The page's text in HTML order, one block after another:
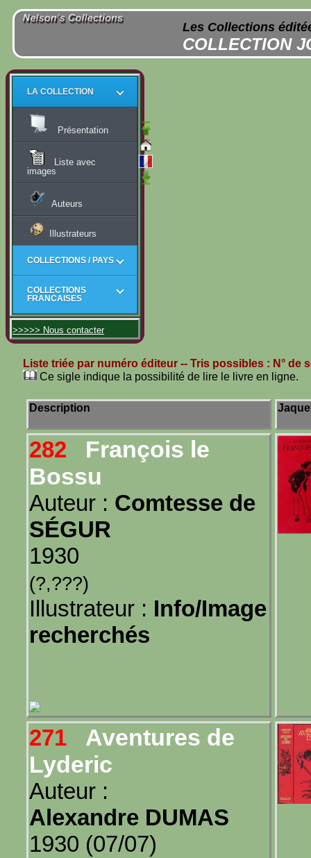
Les Collections
COLLECTION
LA COLLECTION
Présentation
Liste avec
images
Auteurs
Illustrateurs
COLLECTIONS / PAYS
COLLECTIONS
FRANCAISES
>>>>> Nous contacter
Liste triée par numéro éditeur -- Tris possibles : N° de
Ce sigle indique la possibilité de lire le livre en ligne.
Description
282
François le
Bossu
Auteur : Comtesse de
SÉGUR
1930
(?,???)
Illustrateur : Info/Image
recherchés
271
Aventures de
Lyderic
Auteur :
Alexandre DUMAS
1930 (07/07)